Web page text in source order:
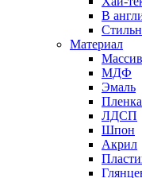
В
Материал
МДФ
Эмаль
ЛДСП
Шпон
Акрил